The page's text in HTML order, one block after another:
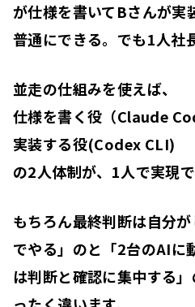
が仕様を書いてBさんが実
普通にできる。でも1人社
並走の仕組みを使えば、
仕様を書く役（Claude
実装する役(Codex CLI)
の2人体制が、1人で実現で
もちろん最終判断は自分
でやる」のと「2台のAIに
は判断と確認に集中する